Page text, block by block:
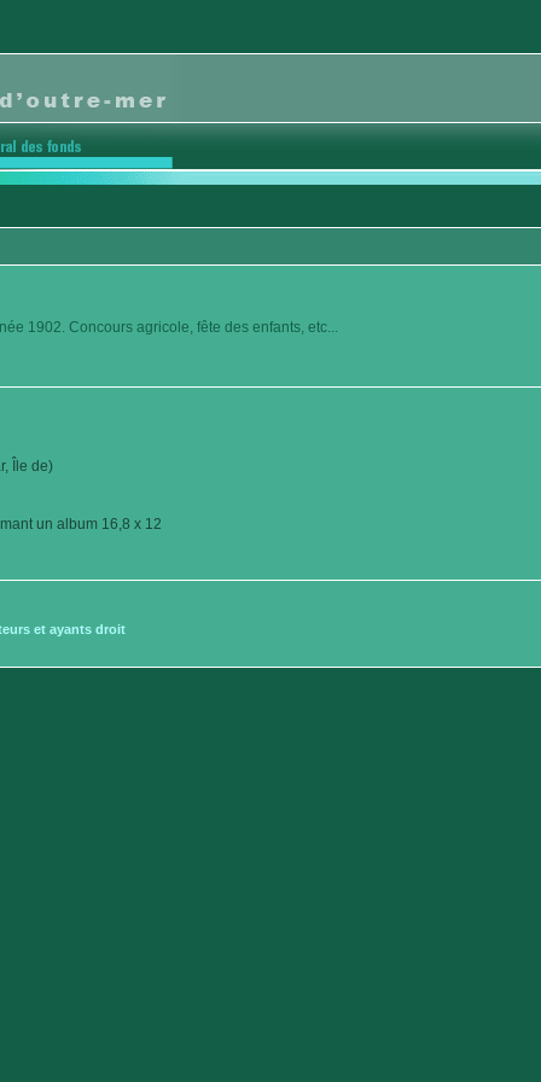
1902. Concours agricole, fête des enfants, etc...
Île de)
un album 16,8 x 12
et ayants droit